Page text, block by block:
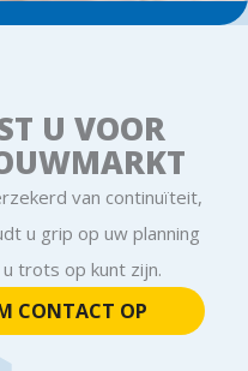
U VOOR
van continuïteit,
u grip op uw planning
trots op kunt zijn.
CONTACT OP